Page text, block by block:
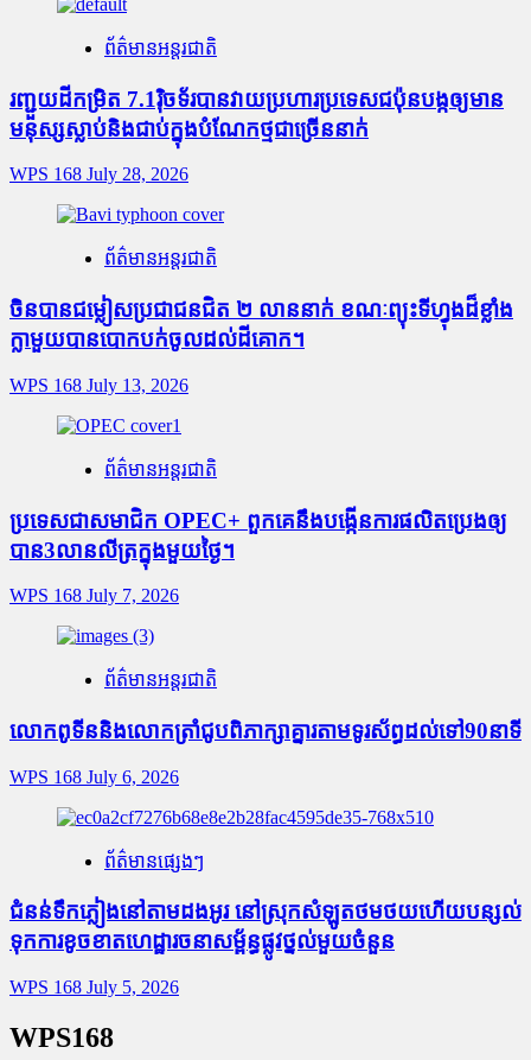
ព័ត៌មានអន្តរជាតិ
រញ្ជួយដីកម្រិត​ 7.1រ៉ិចទ័របានវាយប្រហារប្រទេសជប៉ុនបង្កឲ្យមាន
មនុស្សស្លាប់​និង​ជាប់ក្នុងបំណែកថ្មជាច្រើននាក់
WPS 168 July 28, 2026
ព័ត៌មានអន្តរជាតិ
ចិនបានជម្លៀសប្រជាជនជិត ២ លាននាក់ ខណៈព្យុះទីហ្វុងដ៏ខ្លាំង
ក្លាមួយបានបោកបក់ចូលដល់ដីគោក។
WPS 168 July 13, 2026
ព័ត៌មានអន្តរជាតិ
ប្រទេសជាសមាជិក OPEC+​ ពួកគេនឹងបង្កើនការផលិតប្រេងឲ្យ
បាន3លានលីត្រក្នុងមួយថ្ងៃ។
WPS 168 July 7, 2026
ព័ត៌មានអន្តរជាតិ
លោកពូទីននិងលោកត្រាំជូបពិភាក្សាគ្នារតាមទូរស័ព្ធដល់ទៅ90នាទី
WPS 168 July 6, 2026
ព័ត៌មានផ្សេងៗ
ជំនន់​ទឹកភ្លៀង​នៅ​តាម​ដងអូរ​ នៅ​ស្រុក​សំឡូត​ថមថយ​ហើយ​បន្សល់​
ទុក​ការ​ខូចខាត​ហេដ្ឋារចនាសម្ព័ន្ធ​ផ្លូវថ្នល់​មួយ​ចំនួន
WPS 168 July 5, 2026
WPS168